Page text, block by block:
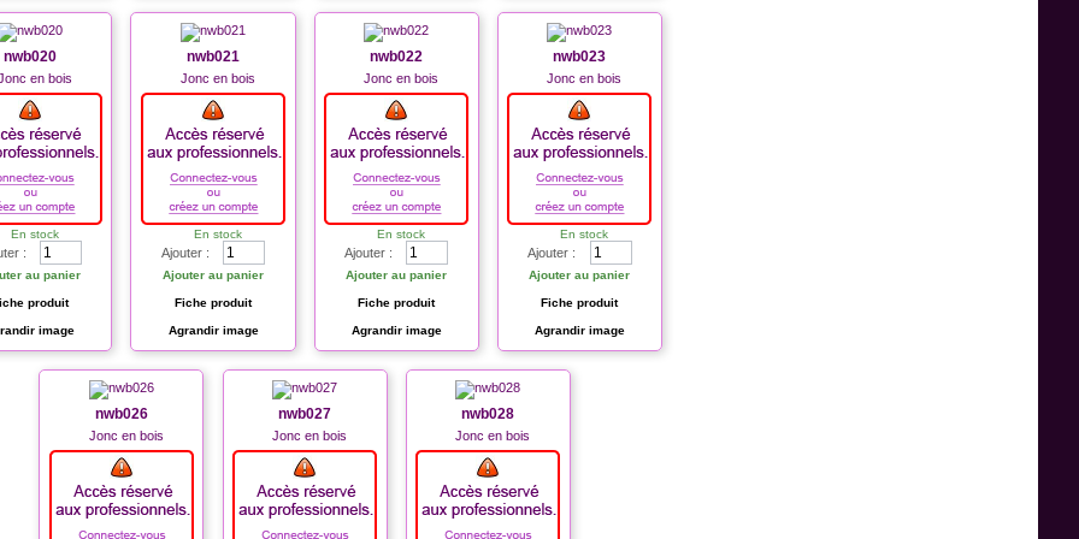
nwb020
en bois
En stock
:
au panier
produit
image
nwb021
Jonc en bois
En stock
Ajouter :
Ajouter au panier
Fiche produit
Agrandir image
nwb022
Jonc en bois
En stock
Ajouter :
Ajouter au panier
Fiche produit
Agrandir image
nwb023
Jonc en bois
En stock
Ajouter :
Ajouter au panier
Fiche produit
Agrandir image
nwb026
Jonc en bois
nwb027
Jonc en bois
nwb028
Jonc en bois